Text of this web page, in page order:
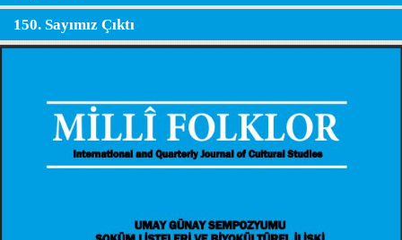
150. Sayımız Çıktı